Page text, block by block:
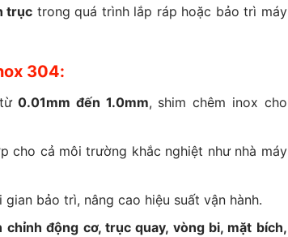
trục trong quá trình lắp ráp hoặc bảo trì máy
304:
từ0.01mm đến 1.0mm, shim chêm inox cho
cho cả môi trường khắc nghiệt như nhà máy
bảo trì, nâng cao hiệu suất vận hành.
chỉnh động cơ, trục quay, vòng bi, mặt bích,